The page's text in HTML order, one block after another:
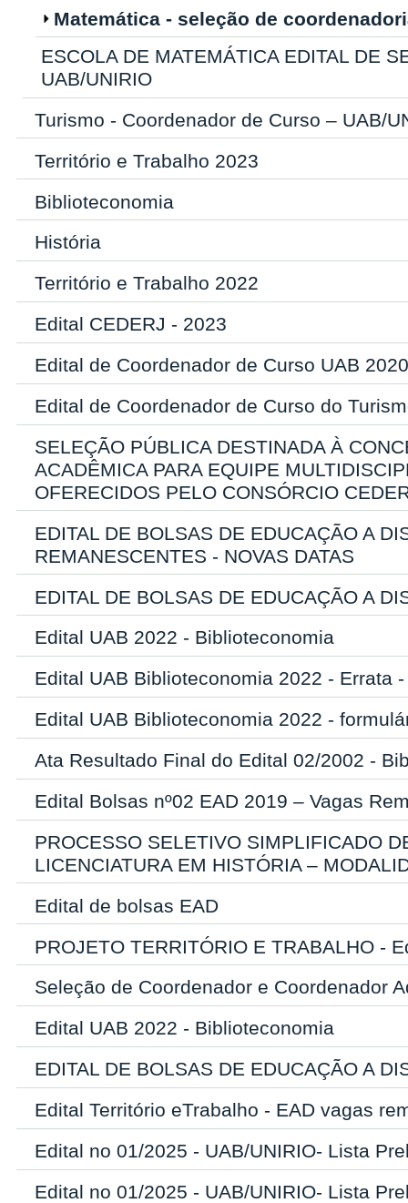
Matemática - seleção de
ESCOLA DE MATEMÁTICA EDITAL DE
UAB/UNIRIO
Turismo - Coordenador de Curso – UAB/
Território e Trabalho 2023
Biblioteconomia
História
Território e Trabalho 2022
Edital CEDERJ - 2023
Edital de Coordenador de Curso UAB 2020
Edital de Coordenador de Curso do
SELEÇÃO PÚBLICA DESTINADA À
ACADÊMICA PARA EQUIPE
OFERECIDOS PELO CONSÓRCIO
EDITAL DE BOLSAS DE EDUCAÇÃO A
REMANESCENTES - NOVAS DATAS
EDITAL DE BOLSAS DE EDUCAÇÃO A
Edital UAB 2022 - Biblioteconomia
Edital UAB Biblioteconomia 2022 - Errata
Edital UAB Biblioteconomia 2022 -
Ata Resultado Final do Edital 02/2002 -
Edital Bolsas nº02 EAD 2019 – Vagas
PROCESSO SELETIVO SIMPLIFICADO
LICENCIATURA EM HISTÓRIA –
Edital de bolsas EAD
PROJETO TERRITÓRIO E TRABALHO -
Seleção de Coordenador e Coordenador
Edital UAB 2022 - Biblioteconomia
EDITAL DE BOLSAS DE EDUCAÇÃO A
Edital Território eTrabalho - EAD vagas
Edital no 01/2025 - UAB/UNIRIO- Lista
Edital no 01/2025 - UAB/UNIRIO- Lista